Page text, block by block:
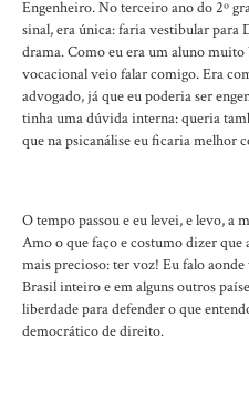
Engenheiro. No terceiro ano do 2º
sinal, era única: faria vestibular
drama. Como eu era um aluno
vocacional veio falar comigo. Era
advogado, já que eu poderia ser
tinha uma dúvida interna: queria
que na psicanálise eu ficaria melhor
O tempo passou e eu levei, e levo,
Amo o que faço e costumo dizer que
mais precioso: ter voz! Eu falo
Brasil inteiro e em alguns outros
liberdade para defender o que
democrático de direito.